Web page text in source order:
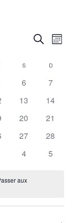
Recherche
Mois
S D
6
7
13
14
20
21
27
28
4 5
aux